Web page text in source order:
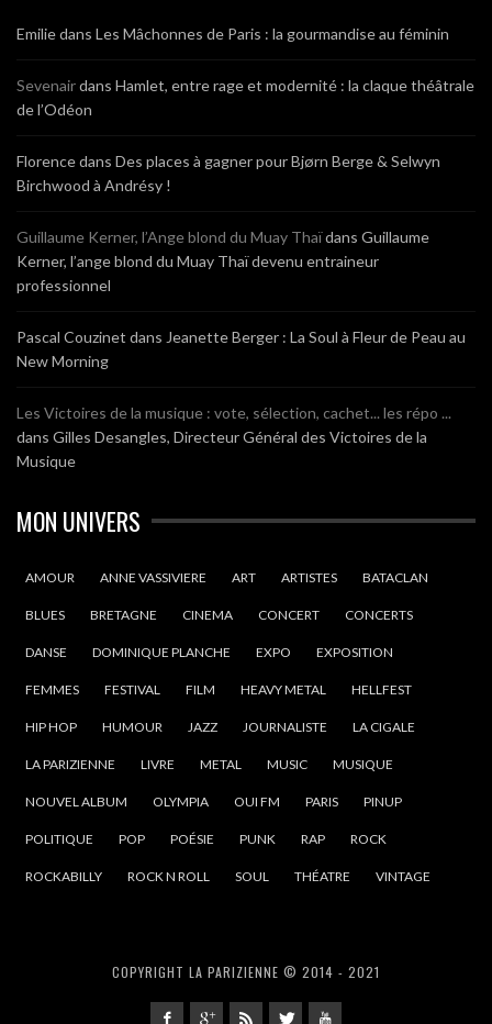
Emiliedans Les Mâchonnes de Paris : la gourmandise au féminin
Sevenairdans Hamlet, entre rage et modernité : la claque théâtrale
de l’Odéon
Florencedans Des places à gagner pour Bjørn Berge & Selwyn
Birchwood à Andrésy !
Guillaume Kerner, l’Ange blond du Muay Thaïdans Guillaume
Kerner, l’ange blond du Muay Thaï devenu entraineur
professionnel
Pascal Couzinet dans Jeanette Berger : La Soul à Fleur de Peau au
New Morning
Les Victoires de la musique : vote, sélection, cachet... les répo ...
dans Gilles Desangles, Directeur Général des Victoires de la
Musique
MON UNIVERS
AMOUR ANNE VASSIVIERE ART ARTISTES BATACLAN
BLUES BRETAGNE CINEMA CONCERT CONCERTS
DANSE DOMINIQUE PLANCHE EXPO EXPOSITION
FEMMES FESTIVAL FILM HEAVY METAL HELLFEST
HIP HOP HUMOUR JAZZ JOURNALISTE LA CIGALE
LA PARIZIENNE LIVRE METAL MUSIC MUSIQUE
NOUVEL ALBUM OLYMPIA OUI FM PARIS PINUP
POLITIQUE POP POÉSIE PUNK RAP ROCK
ROCKABILLY ROCK N ROLL SOUL THÉATRE VINTAGE
COPYRIGHT LA PARIZIENNE © 2014 - 2021